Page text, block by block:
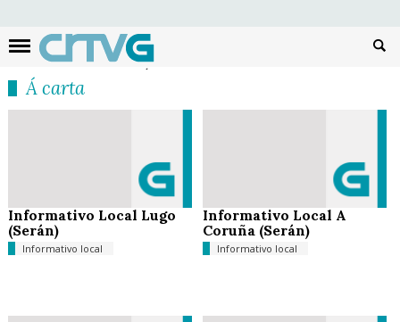
Á carta
Informativo Local Lugo
(Serán)
Informativo local
Informativo Local A
Coruña (Serán)
Informativo local